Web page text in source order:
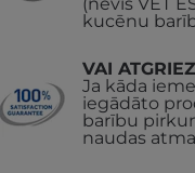
kucēnu
VAI
Ja kāda
iegādāto
barību
naudas